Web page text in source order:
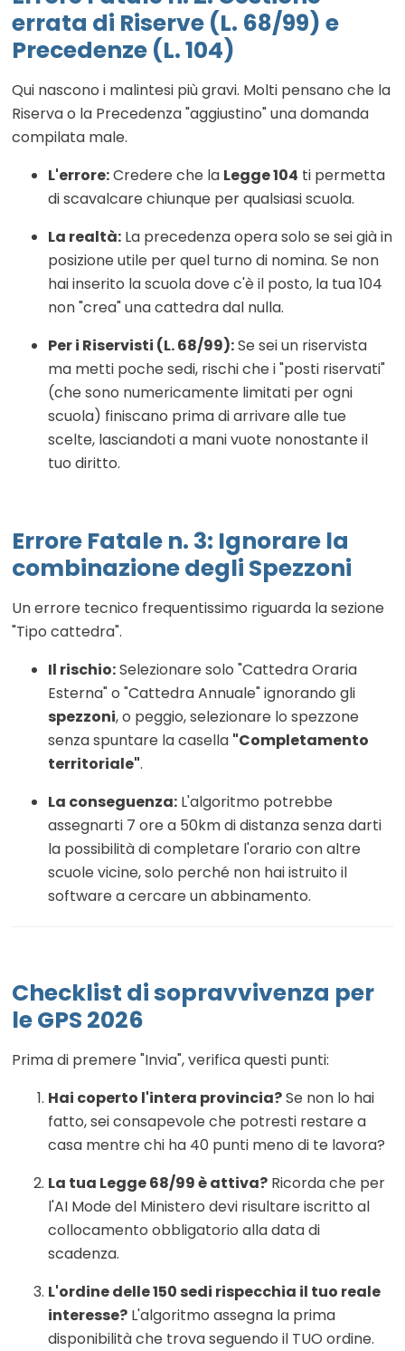
errata di Riserve (L. 68/99) e
Precedenze (L. 104)
Qui nascono i malintesi più gravi. Molti pensano che la
Riserva o la Precedenza "aggiustino" una domanda
compilata male.
L'errore:Credere che la Legge 104 ti permetta
di scavalcare chiunque per qualsiasi scuola.
La realtà: La precedenza opera solo se sei già in
posizione utile per quel turno di nomina. Se non
hai inserito la scuola dove c'è il posto, la tua 104
non "crea" una cattedra dal nulla.
Per i Riservisti (L. 68/99):Se sei un riservista
ma metti poche sedi, rischi che i "posti riservati"
(che sono numericamente limitati per ogni
scuola) finiscano prima di arrivare alle tue
scelte, lasciandoti a mani vuote nonostante il
tuo diritto.
Errore Fatale n. 3: Ignorare la
combinazione degli Spezzoni
Un errore tecnico frequentissimo riguarda la sezione
"Tipo cattedra".
Il rischio:Selezionare solo "Cattedra Oraria
Esterna" o "Cattedra Annuale" ignorando gli
spezzoni, o peggio, selezionare lo spezzone
senza spuntare la casella "Completamento
territoriale".
La conseguenza: L'algoritmo potrebbe
assegnarti 7 ore a 50km di distanza senza darti
la possibilità di completare l'orario con altre
scuole vicine, solo perché non hai istruito il
software a cercare un abbinamento.
Checklist di sopravvivenza per
le GPS 2026
Prima di premere "Invia", verifica questi punti:
Hai coperto l'intera provincia?Se non lo hai
fatto, sei consapevole che potresti restare a
casa mentre chi ha 40 punti meno di te lavora?
La tua Legge 68/99 è attiva? Ricorda che per
l'AI Mode del Ministero devi risultare iscritto al
collocamento obbligatorio alla data di
scadenza.
L'ordine delle 150 sedi rispecchia il tuo reale
interesse? L'algoritmo assegna la prima
disponibilità che trova seguendo il TUO ordine.